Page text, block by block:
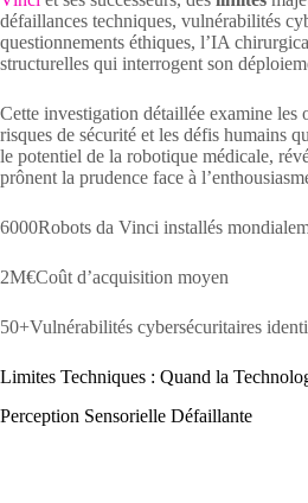
défaillances techniques, vulnérabilités
questionnements éthiques, l’IA
structurelles qui interrogent son
Cette investigation détaillée examine les
risques de sécurité et les défis humains
le potentiel de la robotique médicale,
prônent la prudence face à
6000Robots da Vinci installés
2M€Coût d’acquisition moyen
50+Vulnérabilités cybersécuritaires
Limites Techniques : Quand la
Perception Sensorielle Défaillante